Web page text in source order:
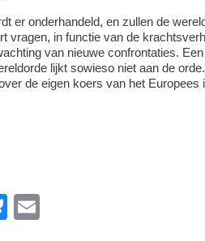
er onderhandeld, en zullen de
vragen, in functie van de
van nieuwe confrontaties.
lijkt sowieso niet aan de
de eigen koers van het Europees
Bl E